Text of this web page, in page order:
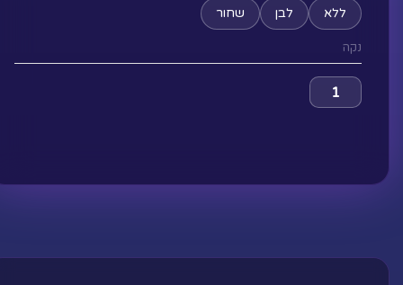
ללא לבן שחור
נקה